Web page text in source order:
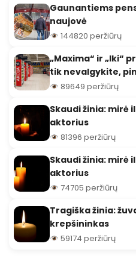
Gaunantiems
naujovė
144820 peržiūrų
„Maxima“ ir „Iki“
tik nevalgykite,
89649 peržiūrų
Skaudi žinia: mirė
aktorius
81396 peržiūrų
Skaudi žinia: mirė
aktorius
74705 peržiūrų
Tragiška žinia:
krepšininkas
59174 peržiūrų